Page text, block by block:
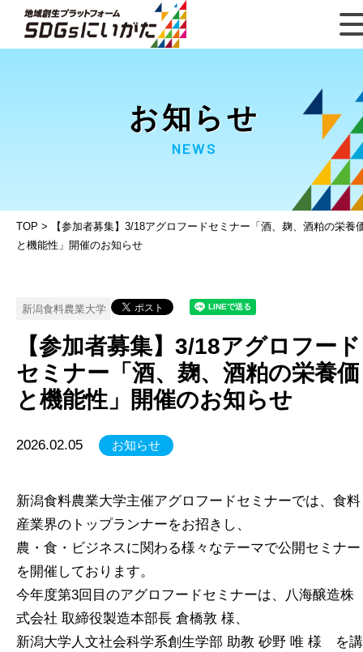
お知らせ
NEWS
TOP >
【参加者募集】3/18アグロフードセミナー「酒、麹、酒粕の栄養
と機能性」開催のお知らせ
新潟食料農業大学
【参加者募集】3/18アグロフード
セミナー「酒、麹、酒粕の栄養価
と機能性」開催のお知らせ
2026.02.05 お知らせ
新潟食料農業大学主催アグロフードセミナーでは、食料
産業界のトップランナーをお招きし、
農・食・ビジネスに関わる様々なテーマで公開セミナー
を開催しております。
今年度第3回目のアグロフードセミナーは、八海醸造株
式会社 取締役製造本部長 倉橋敦 様、
新潟大学人文社会科学系創生学部 助教 砂野 唯 様 を講